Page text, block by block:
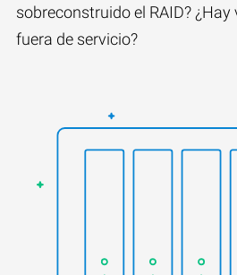
sobreconstruido el RAID?
fuera de servicio?